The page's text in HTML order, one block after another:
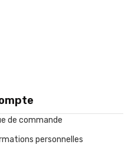
de commande
personnelles